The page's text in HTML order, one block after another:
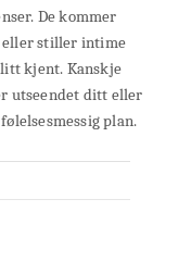
De kommer
eller stiller intime
kjent. Kanskje
utseendet ditt eller
plan.